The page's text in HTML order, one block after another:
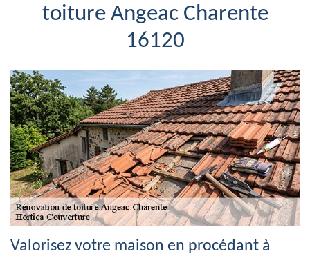
toiture Angeac Charente
16120
Valorisez votre maison en procédant à